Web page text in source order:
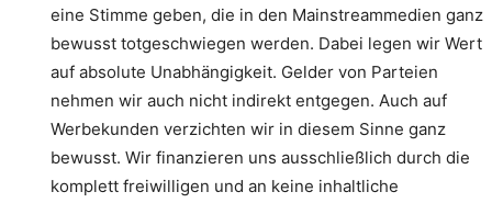
eine Stimme geben, die in den Mainstreammedien ganz
bewusst totgeschwiegen werden. Dabei legen wir Wert
auf absolute Unabhängigkeit. Gelder von Parteien
nehmen wir auch nicht indirekt entgegen. Auch auf
Werbekunden verzichten wir in diesem Sinne ganz
bewusst. Wir finanzieren uns ausschließlich durch die
komplett freiwilligen und an keine inhaltliche